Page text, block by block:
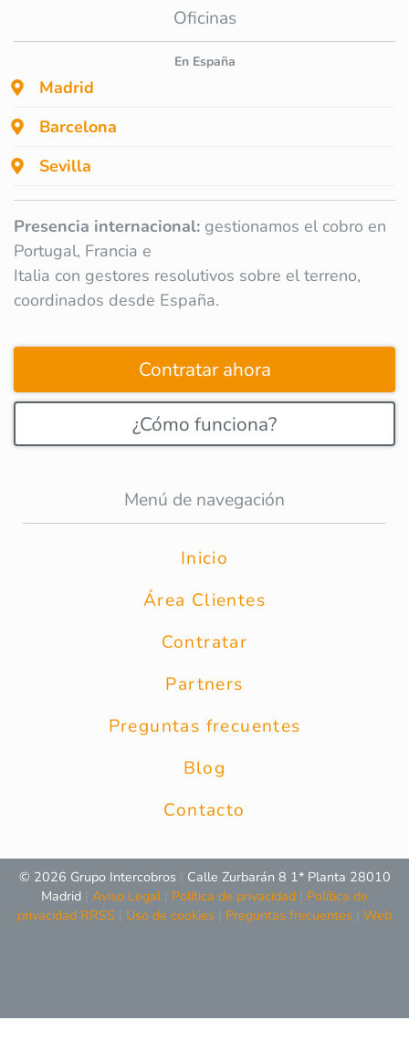
Oficinas
En España
Madrid
Barcelona
Sevilla
Presencia internacional: gestionamos el cobro en
Portugal, Francia e
Italia con gestores resolutivos sobre el terreno,
coordinados desde España.
Contratar ahora
¿Cómo funciona?
Menú de navegación
Inicio
Área Clientes
Contratar
Partners
Preguntas frecuentes
Blog
Contacto
© 2026 Grupo Intercobros
Calle Zurbarán 8 1* Planta 28010
Madrid Aviso Legal Política de privacidad
Política de
privacidad RRSS
Uso de cookies Preguntas frecuentes Web